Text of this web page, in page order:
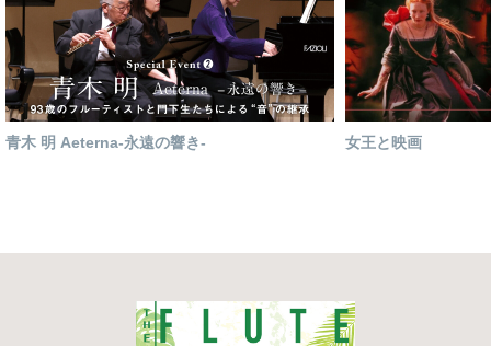
青木 明 Aeterna-永遠の響き- 女王と映画